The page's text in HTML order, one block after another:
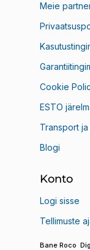
Meie
Cookie
ESTO
Transport
Blogi
Konto
Logi sisse
Tellimuste
Bane Roco